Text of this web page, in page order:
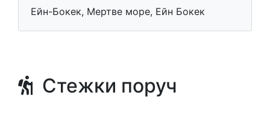
Ейн-Бокек, Мертве море, Ейн Бокек
Стежки поруч